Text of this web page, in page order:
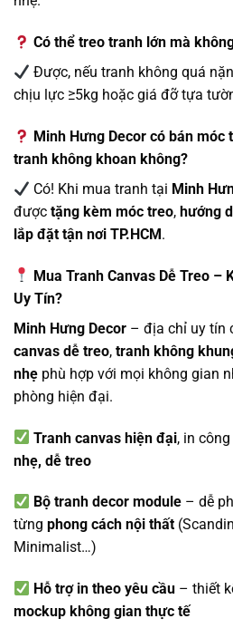
Có thể treo tranh lớn mà
Được, nếu tranh không quá
chịu lực ≥5kg hoặc giá đỡ tựa
Minh Hưng Decor có bán móc
tranh không khoan không?
Có! Khi mua tranh tại Minh
được tặng kèm móc treo, hướng
lắp đặt tận nơi TP.HCM.
Mua Tranh Canvas Dễ Treo –
Uy Tín?
Minh Hưng Decor – địa chỉ uy tín
canvas dễ treo, tranh không
nhẹ phù hợp với mọi không gian
phòng hiện đại.
Tranh canvas hiện đại, in
nhẹ, dễ treo
Bộ tranh decor module – dễ
từng phong cách nội thất
Minimalist…)
Hỗ trợ in theo yêu cầu – thiết
mockup không gian thực tế